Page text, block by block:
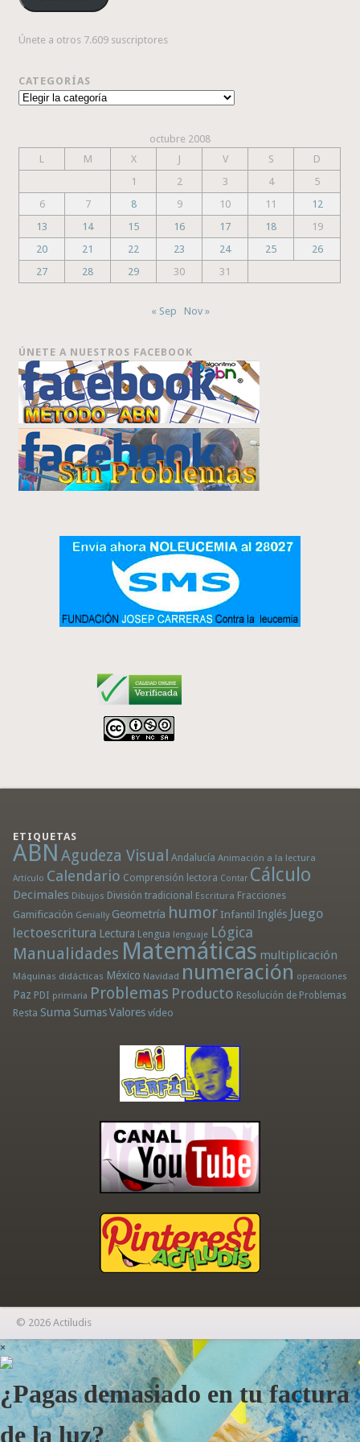
Únete a otros 7.609 suscriptores
CATEGORÍAS
Categorías
octubre 2008
L
M X J V S
D
1
2 3 4
5
6
7 8 9 10 11
12
13
14 15 16 17 18
19
20
21 22 23 24 25
26
27
28 29 30 31
« Sep Nov »
ÚNETE A NUESTROS FACEBOOK
ETIQUETAS
ABN Agudeza Visual Andalucía Animación a la lectura
Artículo Calendario Comprensión lectora Contar Cálculo
Decimales Dibujos División tradicional Escritura Fracciones
Gamificación Genially Geometría humor Infantil Inglés Juego
lectoescritura Lectura Lengua lenguaje Lógica
Manualidades Matemáticas multiplicación
Máquinas didácticas México Navidad numeración operaciones
Paz PDI primaria Problemas Producto Resolución de Problemas
Resta Suma Sumas Valores vídeo
© 2026 Actiludis
×
¿Pagas demasiado en tu factura
de la luz?